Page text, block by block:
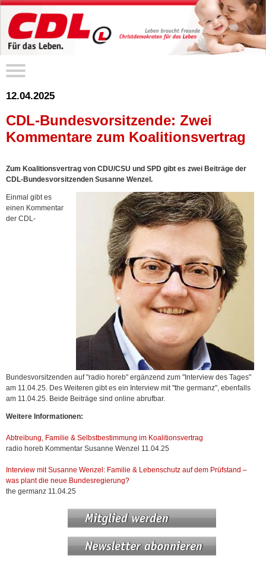
12.04.2025
CDL-Bundesvorsitzende: Zwei
Kommentare zum Koalitionsvertrag
Zum Koalitionsvertrag von CDU/CSU und SPD gibt es zwei Beiträge der
CDL-Bundesvorsitzenden Susanne Wenzel.
Einmal gibt es
einen Kommentar
der CDL-
Bundesvorsitzenden auf "radio horeb" ergänzend zum "Interview des Tages"
am 11.04.25. Des Weiteren gibt es ein Interview mit "the germanz", ebenfalls
am 11.04.25. Beide Beiträge sind online abrufbar.
Weitere Informationen:
Abtreibung, Familie & Selbstbestimmung im Koalitionsvertrag
radio horeb Kommentar Susanne Wenzel 11.04.25
Interview mit Susanne Wenzel: Familie & Lebenschutz auf dem Prüfstand –
was plant die neue Bundesregierung?
the germanz 11.04.25